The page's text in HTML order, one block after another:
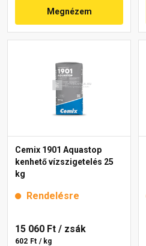
Megnézem
Cemix 1901 Aquastop
kenhető vízszigetelés 25
kg
Rendelésre
15 060 Ft / zsák
602 Ft / kg